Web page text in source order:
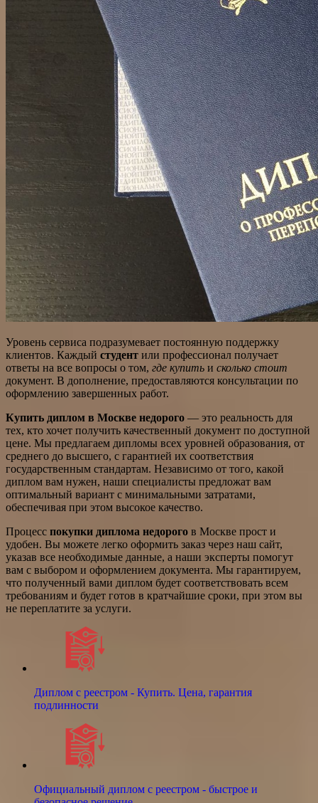
Уровень сервиса подразумевает постоянную поддержку
клиентов. Каждый студент или профессионал получает
ответы на все вопросы о том, где купить и сколько стоит
документ. В дополнение, предоставляются консультации по
оформлению завершенных работ.
Купить диплом в Москве недорого — это реальность для
тех, кто хочет получить качественный документ по доступной
цене. Мы предлагаем дипломы всех уровней образования, от
среднего до высшего, с гарантией их соответствия
государственным стандартам. Независимо от того, какой
диплом вам нужен, наши специалисты предложат вам
оптимальный вариант с минимальными затратами,
обеспечивая при этом высокое качество.
Процесс покупки диплома недорого в Москве прост и
удобен. Вы можете легко оформить заказ через наш сайт,
указав все необходимые данные, а наши эксперты помогут
вам с выбором и оформлением документа. Мы гарантируем,
что полученный вами диплом будет соответствовать всем
требованиям и будет готов в кратчайшие сроки, при этом вы
не переплатите за услуги.
Диплом с реестром - Купить. Цена, гарантия
подлинности
Официальный диплом с реестром - быстрое и